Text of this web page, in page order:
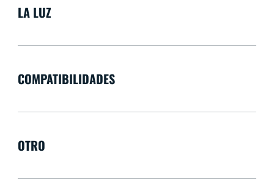
LA LUZ
COMPATIBILIDADES
OTRO